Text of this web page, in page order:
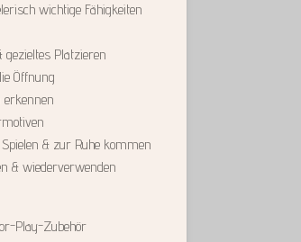
wichtige Fähigkeiten
Platzieren
Öffnung
& zur Ruhe kommen
& wiederverwenden
Play-Zubehör